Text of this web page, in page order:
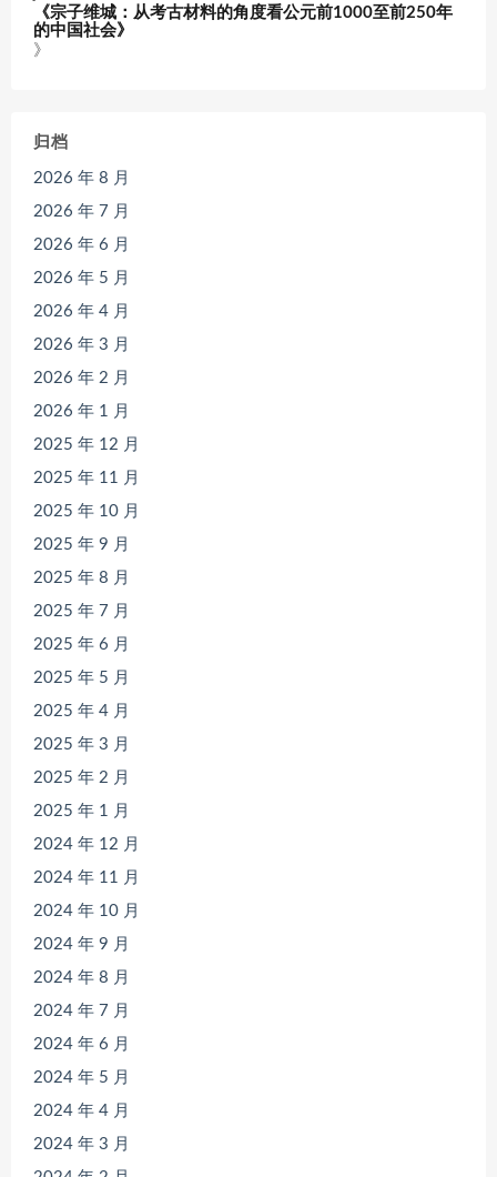
《宗子维城：从考古材料的角度看公元前1000至前250年
的中国社会》
》
归档
2026 年 8 月
2026 年 7 月
2026 年 6 月
2026 年 5 月
2026 年 4 月
2026 年 3 月
2026 年 2 月
2026 年 1 月
2025 年 12 月
2025 年 11 月
2025 年 10 月
2025 年 9 月
2025 年 8 月
2025 年 7 月
2025 年 6 月
2025 年 5 月
2025 年 4 月
2025 年 3 月
2025 年 2 月
2025 年 1 月
2024 年 12 月
2024 年 11 月
2024 年 10 月
2024 年 9 月
2024 年 8 月
2024 年 7 月
2024 年 6 月
2024 年 5 月
2024 年 4 月
2024 年 3 月